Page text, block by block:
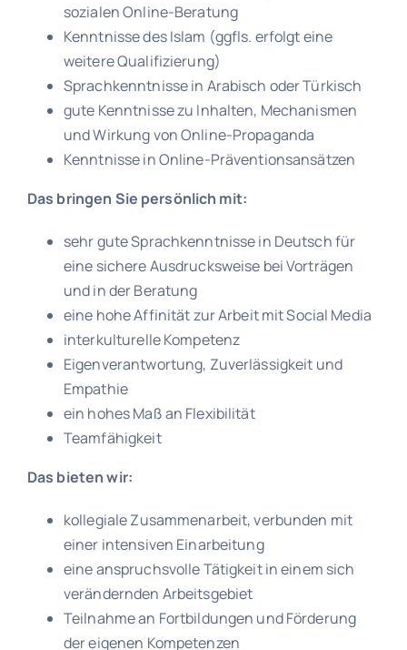
sozialen Online-Beratung
Kenntnisse des Islam (ggfls. erfolgt eine
weitere Qualifizierung)
Sprachkenntnisse in Arabisch oder Türkisch
gute Kenntnisse zu Inhalten, Mechanismen
und Wirkung von Online-Propaganda
Kenntnisse in Online-Präventionsansätzen
Das bringen Sie persönlich mit:
sehr gute Sprachkenntnisse in Deutsch für
eine sichere Ausdrucksweise bei Vorträgen
und in der Beratung
eine hohe Affinität zur Arbeit mit Social Media
interkulturelle Kompetenz
Eigenverantwortung, Zuverlässigkeit und
Empathie
ein hohes Maß an Flexibilität
Teamfähigkeit
Das bieten wir:
kollegiale Zusammenarbeit, verbunden mit
einer intensiven Einarbeitung
eine anspruchsvolle Tätigkeit in einem sich
verändernden Arbeitsgebiet
Teilnahme an Fortbildungen und Förderung
der eigenen Kompetenzen